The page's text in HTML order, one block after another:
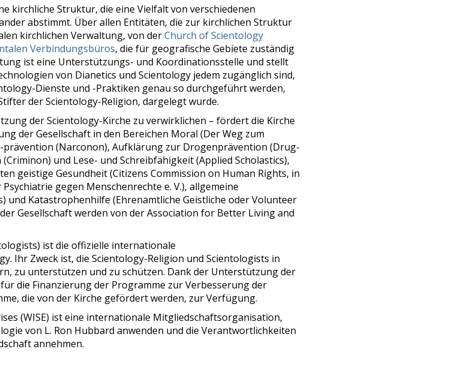
kirchliche Struktur, die eine Vielfalt von verschiedenen
abstimmt. Über allen Entitäten, die zur kirchlichen Struktur
kirchlichen Verwaltung, von derChurch of Scientology
Verbindungsbüros, die für geografische Gebiete zuständig
ist eine Unterstützungs- und Koordinationsstelle und stellt
von Dianetics und Scientology jedem zugänglich sind,
Dienste und -Praktiken genau so durchgeführt werden,
der Scientology-Religion, dargelegt wurde.
der Scientology-Kirche zu verwirklichen – fördert die Kirche
der Gesellschaft in den Bereichen Moral (Der Weg zum
(Narconon), Aufklärung zur Drogenprävention (Drug-
und Lese- und Schreibfähigkeit (Applied Scholastics),
geistige Gesundheit (Citizens Commission on Human Rights, in
gegen Menschenrechte e. V.), allgemeine
und Katastrophenhilfe (Ehrenamtliche Geistliche oder Volunteer
Gesellschaft werden von der Association for Better Living and
ist die offizielle internationale
Ihr Zweck ist, die Scientology-Religion und Scientologists in
zu unterstützen und zu schützen. Dank der Unterstützung der
die Finanzierung der Programme zur Verbesserung der
die von der Kirche gefördert werden, zur Verfügung.
(WISE) ist eine internationale Mitgliedschaftsorganisation,
von L. Ron Hubbard anwenden und die Verantwortlichkeiten
annehmen.